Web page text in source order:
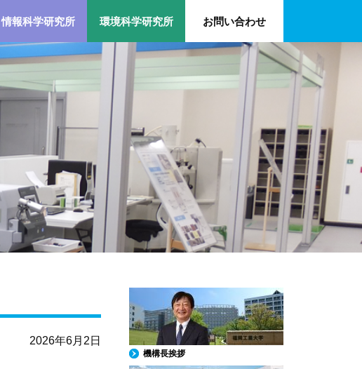
情報科学研究所 環境科学研究所 お問い合わせ
2026年6月2日
機構長挨拶